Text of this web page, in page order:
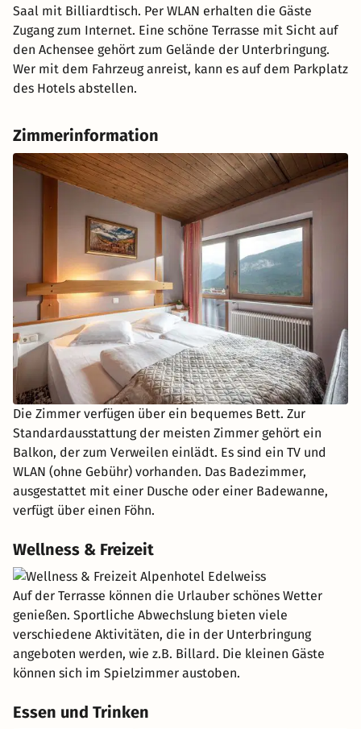
Saal mit Billiardtisch. Per WLAN erhalten die Gäste
Zugang zum Internet. Eine schöne Terrasse mit Sicht auf
den Achensee gehört zum Gelände der Unterbringung.
Wer mit dem Fahrzeug anreist, kann es auf dem Parkplatz
des Hotels abstellen.
Zimmerinformation
Die Zimmer verfügen über ein bequemes Bett. Zur
Standardausstattung der meisten Zimmer gehört ein
Balkon, der zum Verweilen einlädt. Es sind ein TV und
WLAN (ohne Gebühr) vorhanden. Das Badezimmer,
ausgestattet mit einer Dusche oder einer Badewanne,
verfügt über einen Föhn.
Wellness & Freizeit
Auf der Terrasse können die Urlauber schönes Wetter
genießen. Sportliche Abwechslung bieten viele
verschiedene Aktivitäten, die in der Unterbringung
angeboten werden, wie z.B. Billard. Die kleinen Gäste
können sich im Spielzimmer austoben.
Essen und Trinken